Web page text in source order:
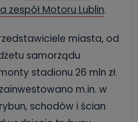
zespół Motoru Lublin.
miasta, od
samorządu
stadionu 26 mln zł.
m.in. w
schodów i ścian